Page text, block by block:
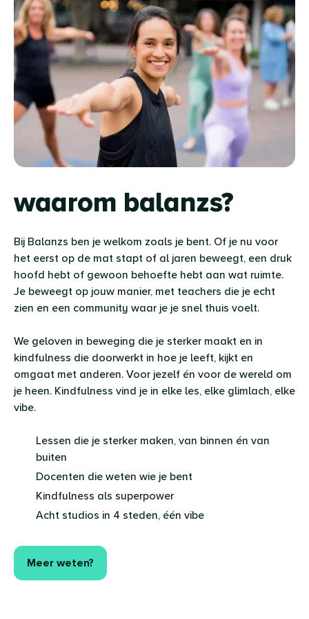
waarom balanzs?
Bij Balanzs ben je welkom zoals je bent. Of je nu voor
het eerst op de mat stapt of al jaren beweegt, een druk
hoofd hebt of gewoon behoefte hebt aan wat ruimte.
Je beweegt op jouw manier, met teachers die je echt
zien en een community waar je je snel thuis voelt.
We geloven in beweging die je sterker maakt en in
kindfulness die doorwerkt in hoe je leeft, kijkt en
omgaat met anderen. Voor jezelf én voor de wereld om
je heen. Kindfulness vind je in elke les, elke glimlach, elke
vibe.
Lessen die je sterker maken, van binnen én van
buiten
Docenten die weten wie je bent
Kindfulness als superpower
Acht studios in 4 steden, één vibe
Meer weten?